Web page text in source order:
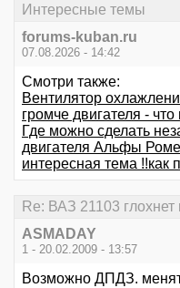
Интересные темы
forums-kuban.ru
07.08.2026 - 14:42
Смотри также:
Вентилятор
громче двигателя -
Где можно сделать
двигателя Альфы
интересная тема !!как
Re: ВАЗ 21103
ASMADAY
1 - 20.02.2009 - 13:57
Возможно ДПДЗ.